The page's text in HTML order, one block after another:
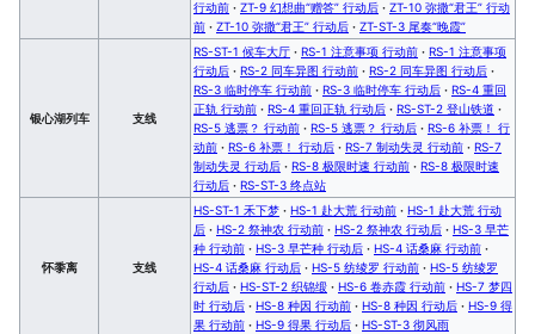
行动前 · ZT-9 幻想曲“赠答” 行动后 · ZT-10 弥撒“君王” 行动
前 · ZT-10 弥撒“君王” 行动后 · ZT-ST-3 尾奏“晚霞”
银心湖列车 支线
RS-ST-1 候车大厅 · RS-1 注意事项 行动前 · RS-1 注意事项
行动后 · RS-2 同车异图 行动前 · RS-2 同车异图 行动后 ·
RS-3 临时停车 行动前 · RS-3 临时停车 行动后 · RS-4 重回
正轨 行动前 · RS-4 重回正轨 行动后 · RS-ST-2 登山铁道 ·
RS-5 逃票？ 行动前 · RS-5 逃票？ 行动后 · RS-6 补票！ 行
动前 · RS-6 补票！ 行动后 · RS-7 制动失灵 行动前 · RS-7
制动失灵 行动后 · RS-8 极限时速 行动前 · RS-8 极限时速
行动后 · RS-ST-3 终点站
怀黍离 支线
HS-ST-1 禾下梦 · HS-1 赴大荒 行动前 · HS-1 赴大荒 行动
后 · HS-2 祭神农 行动前 · HS-2 祭神农 行动后 · HS-3 早芒
种 行动前 · HS-3 早芒种 行动后 · HS-4 话桑麻 行动前 ·
HS-4 话桑麻 行动后 · HS-5 纺绫罗 行动前 · HS-5 纺绫罗
行动后 · HS-ST-2 织锦缎 · HS-6 卷赤霞 行动前 · HS-7 梦四
时 行动后 · HS-8 种因 行动前 · HS-8 种因 行动后 · HS-9 得
果 行动前 · HS-9 得果 行动后 · HS-ST-3 彻风雨